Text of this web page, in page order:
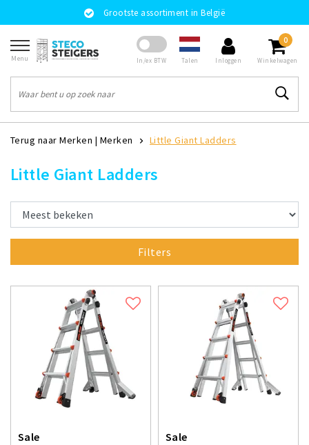
Grootste assortiment in België
Menu In/ex BTW Talen Inloggen
0
Winkelwagen
Terug naar Merken | Merken Little Giant Ladders
Little Giant Ladders
Filters
Sale
Sale